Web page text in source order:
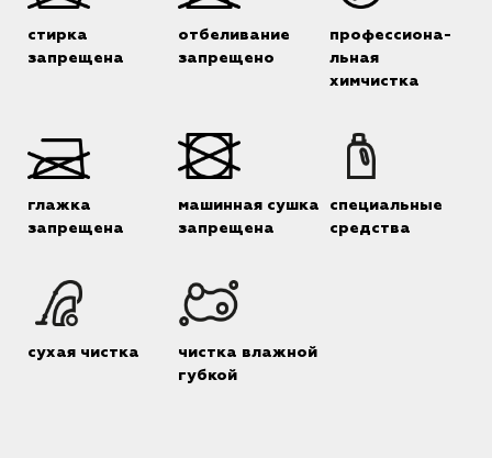
стирка
запрещена
отбеливание
запрещено
профессиона-
льная
химчистка
глажка
запрещена
машинная сушка
запрещена
специальные
средства
сухая чистка
чистка влажной
губкой